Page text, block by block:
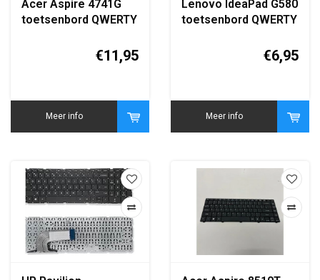
Acer Aspire 4741G
toetsenbord QWERTY
€11,95
Meer info
Lenovo IdeaPad G580
toetsenbord QWERTY
€6,95
Meer info